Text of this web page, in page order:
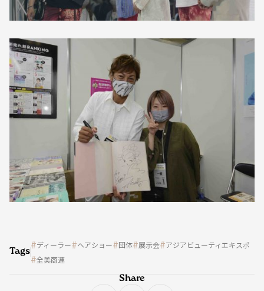
Tags
ディーラー ヘアショー 団体 展示会
アジアビューティエキスポ
全美商連
Share